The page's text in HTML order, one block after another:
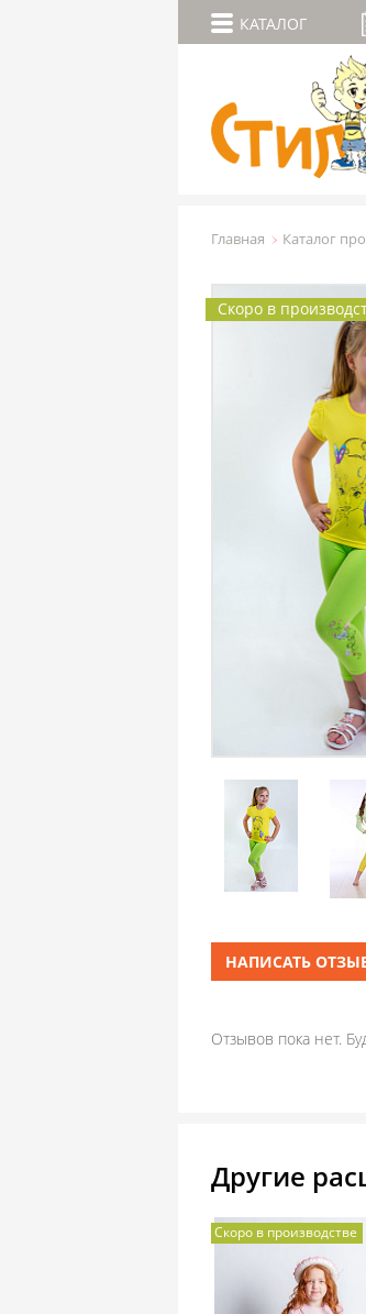
КАТАЛОГ
Главная Каталог
Скоро в
НАПИСАТЬ
Отзывов пока нет.
Другие
Скоро в производстве